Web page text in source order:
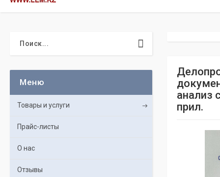
анализ
прил.
Товары и услуги
Прайс-листы
О нас
Отзывы